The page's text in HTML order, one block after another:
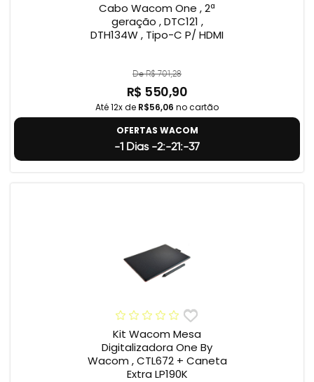
Cabo Wacom One , 2ª
geração , DTC121 ,
DTH134W , Tipo-C P/ HDMI
De R$ 701,28
R$ 550,90
Até 12x de R$56,06 no cartão
OFERTAS WACOM
-1 Dias -2:-21:-38
Kit Wacom Mesa
Digitalizadora One By
Wacom , CTL672 + Caneta
Extra LP190K